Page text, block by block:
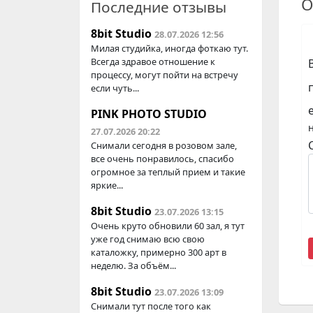
Последние отзывы
8bit Studio 28.07.2026 12:56
Милая студийка, иногда фоткаю тут.
Всегда здравое отношение к
процессу, могут пойти на встречу
если чуть...
PINK PHOTO STUDIO
27.07.2026 20:22
Снимали сегодня в розовом зале,
все очень понравилось, спасибо
огромное за теплый прием и такие
яркие...
8bit Studio 23.07.2026 13:15
Очень круто обновили 60 зал, я тут
уже год снимаю всю свою
каталожку, примерно 300 арт в
неделю. За объём...
8bit Studio 23.07.2026 13:09
Снимали тут после того как